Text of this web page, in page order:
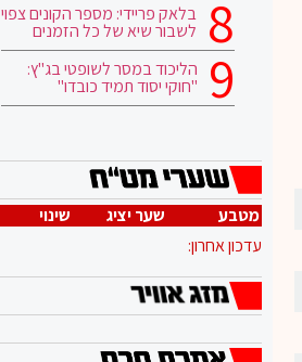
בלאק פריידי: מספר הקונים צפוי
לשבור שיא של כל הזמנים
הליכוד במסר לשופטי בג"ץ:
"חוקי יסוד תמיד כובדו"
מטבע שער יציג
שינוי
עדכון אחרון: